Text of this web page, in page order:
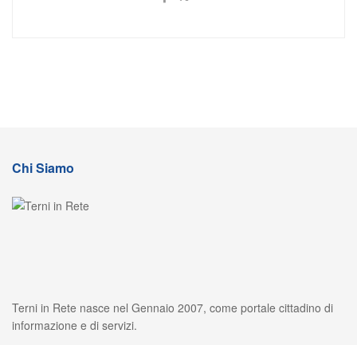
Chi Siamo
Terni in Rete nasce nel Gennaio 2007, come portale cittadino di
informazione e di servizi.